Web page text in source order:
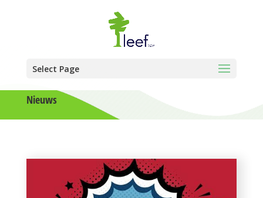
Select Page
Nieuws